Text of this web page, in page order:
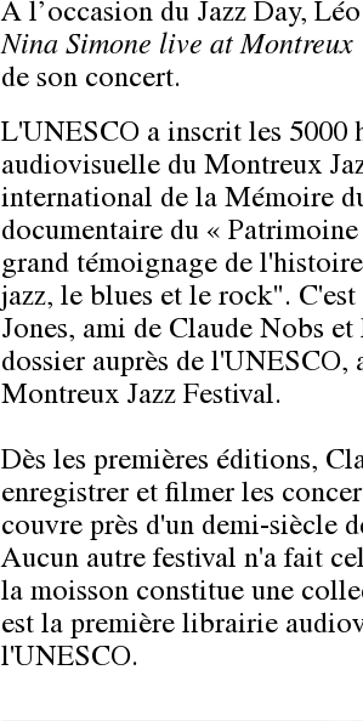
À l’occasion du Jazz Day,
Nina Simone live at Montreux
de son concert.
L'UNESCO a inscrit les 5000
audiovisuelle du Montreux
international de la Mémoire
documentaire du «
grand témoignage de
jazz, le blues et le rock".
Jones, ami de Claude Nobs
dossier auprès de
Montreux Jazz Festival.
Dès les premières éditions,
enregistrer et filmer les
couvre près d'un demi-siècle
Aucun autre festival n'a fait
la moisson constitue une
est la première librairie
l'UNESCO.